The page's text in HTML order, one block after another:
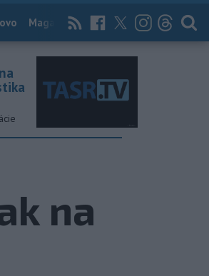
Magazín News Now Archív
na